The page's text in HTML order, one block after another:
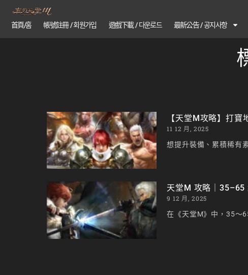
首頁/홈 帳號註冊 / 회원가입 遊戲下載 / 다운로드 最新公告 / 공지사항
【天堂M攻略】打
11 12 月, 2025
想提升裝備、累積稀有
天堂M 攻略｜35–65
9 12 月, 2025
在《天堂M》中，35～